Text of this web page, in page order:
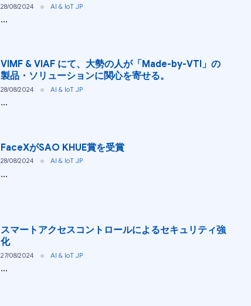
28/08/2024 AI & IoT JP
...
VIMF & VIAF にて、大勢の人が「Made-by-VTI」の
製品・ソリューションに関心を寄せる。
28/08/2024 AI & IoT JP
...
FaceXがSAO KHUE賞を受賞
28/08/2024 AI & IoT JP
...
スマートアクセスコントロールによるセキュリティ強
化
27/08/2024 AI & IoT JP
...